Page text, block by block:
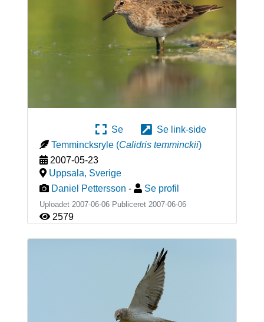
Se
Se link-side
Temmincksryle (Calidris temminckii)
2007-05-23
Uppsala, Sverige
Daniel Pettersson - Se profil
Uploadet 2007-06-06 Publiceret 2007-06-06
2579